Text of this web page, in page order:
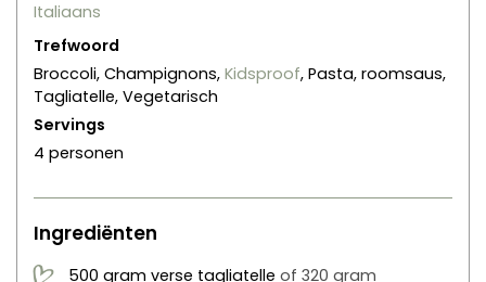
Italiaans
Trefwoord
Broccoli, Champignons, Kidsproof, Pasta, roomsaus,
Tagliatelle, Vegetarisch
Servings
4 personen
Ingrediënten
500 gram verse tagliatelle of 320 gram